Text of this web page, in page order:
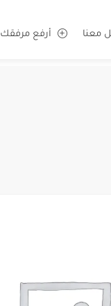
معنا أرفع مرفقك